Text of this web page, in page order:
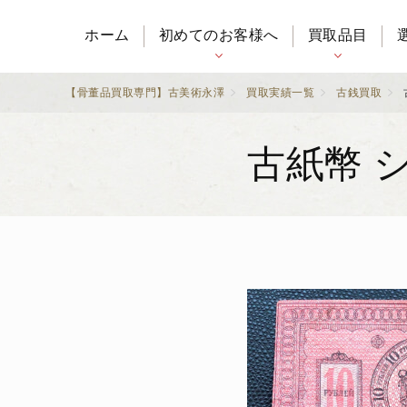
ホーム 初めてのお客様へ 買取品目
【骨董品買取専門】古美術永澤 買取実績一覧 古銭買取
古紙幣